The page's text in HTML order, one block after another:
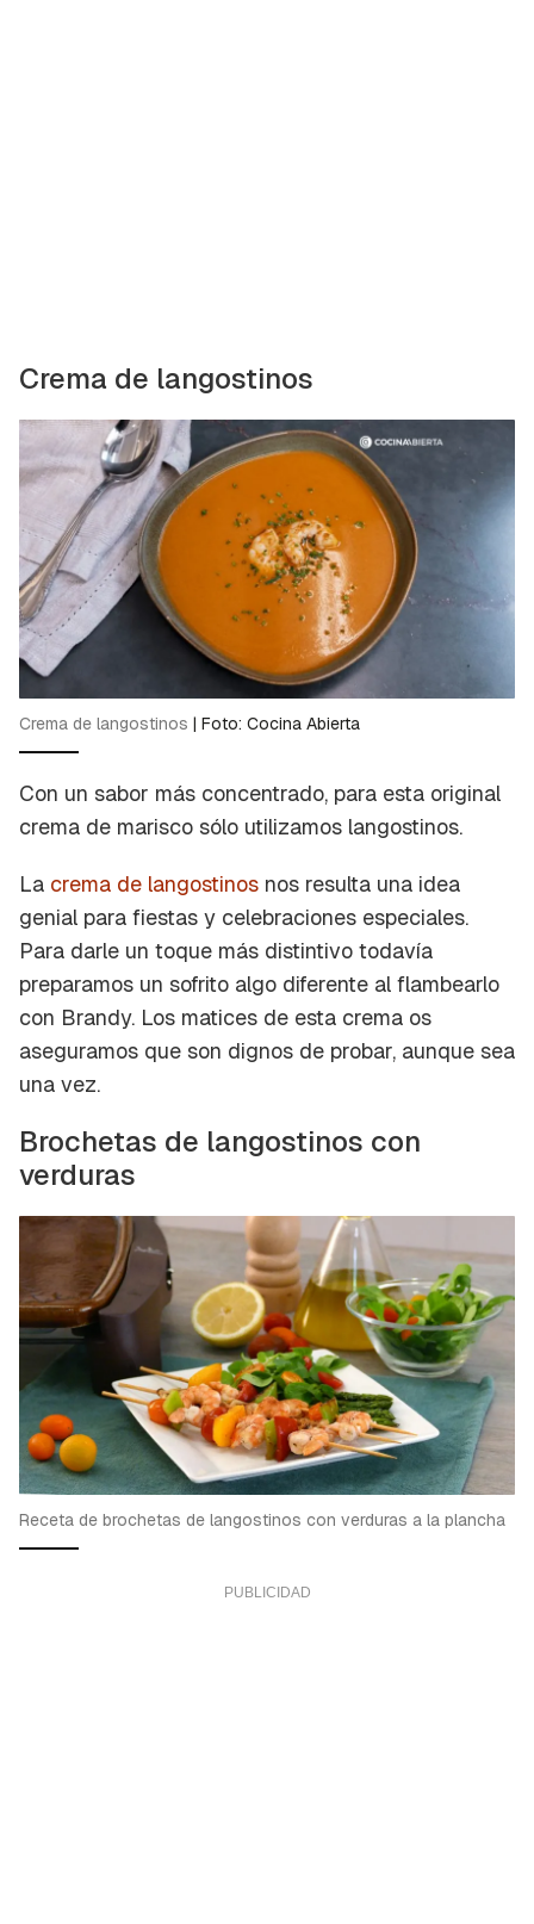
Crema de langostinos
Crema de langostinos | Foto: Cocina Abierta
Con un sabor más concentrado, para esta original
crema de marisco sólo utilizamos langostinos.
La crema de langostinos nos resulta una idea
genial para fiestas y celebraciones especiales.
Para darle un toque más distintivo todavía
preparamos un sofrito algo diferente al flambearlo
con Brandy. Los matices de esta crema os
aseguramos que son dignos de probar, aunque sea
una vez.
Brochetas de langostinos con
verduras
Receta de brochetas de langostinos con verduras a la plancha